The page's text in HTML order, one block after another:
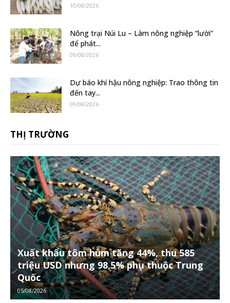
10/08/2026
Nông trại Núi Lu – Làm nông nghiệp “lười”
để phát...
09/08/2026
Dự báo khí hậu nông nghiệp: Trao thông tin
đến tay...
09/08/2026
THỊ TRƯỜNG
Xuất khẩu tôm hùm tăng 44%, thu 585
triệu USD nhưng 98,5% phụ thuộc Trung
Quốc
05/08/2026